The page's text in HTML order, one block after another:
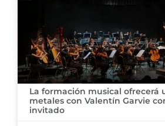
​La formación musical ofrecerá
metales con Valentín Garvie
invitado ​